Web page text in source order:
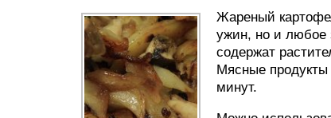
Жареный
ужин, но и любое
содержат
Мясные
минут.